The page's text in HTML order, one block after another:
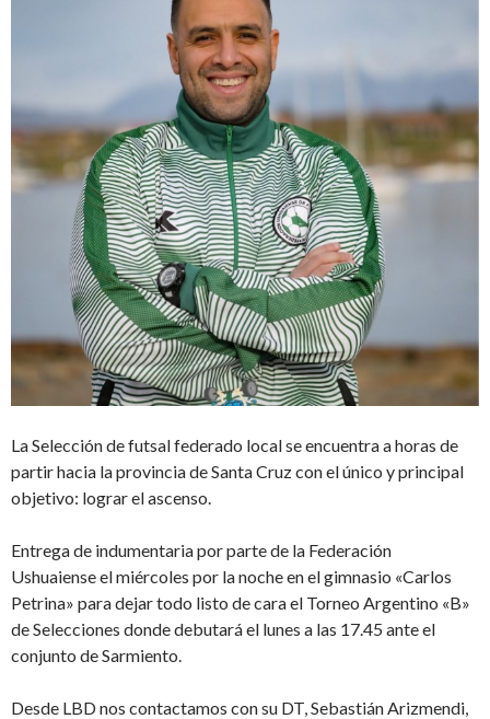
La Selección de futsal federado local se encuentra a horas de
partir hacia la provincia de Santa Cruz con el único y principal
objetivo: lograr el ascenso.
Entrega de indumentaria por parte de la Federación
Ushuaiense el miércoles por la noche en el gimnasio «Carlos
Petrina» para dejar todo listo de cara el Torneo Argentino «B»
de Selecciones donde debutará el lunes a las 17.45 ante el
conjunto de Sarmiento.
Desde LBD nos contactamos con su DT, Sebastián Arizmendi,